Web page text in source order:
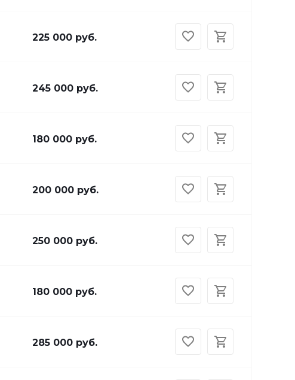
225 000 руб.
245 000 руб.
180 000 руб.
200 000 руб.
250 000 руб.
180 000 руб.
285 000 руб.